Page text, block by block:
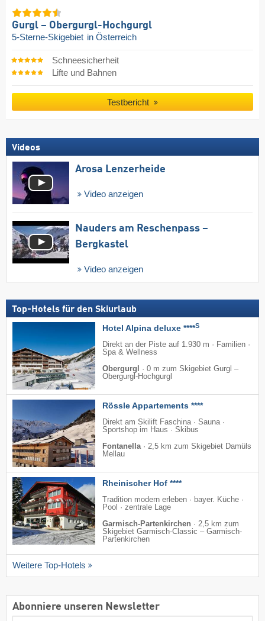
Gurgl – Obergurgl-Hochgurgl
5-Sterne-Skigebiet in Österreich
Schneesicherheit
Lifte und Bahnen
Testbericht
Videos
Arosa Lenzerheide
Video anzeigen
Nauders am Reschenpass –
Bergkastel
Video anzeigen
Top-Hotels für den Skiurlaub
Hotel Alpina deluxe ****S
Direkt an der Piste auf 1.930 m · Familien ·
Spa & Wellness
Obergurgl
· 0 m zum Skigebiet Gurgl –
Obergurgl-Hochgurgl
Rössle Appartements ****
Direkt am Skilift Faschina · Sauna ·
Sportshop im Haus · Skibus
Fontanella · 2,5 km zum Skigebiet Damüls
Mellau
Rheinischer Hof ****
Tradition modern erleben · bayer. Küche ·
Pool · zentrale Lage
Garmisch-Partenkirchen · 2,5 km zum
Skigebiet Garmisch-Classic – Garmisch-
Partenkirchen
Weitere Top-Hotels
Abonniere unseren Newsletter